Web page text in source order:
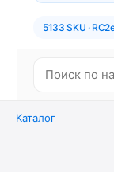
5133 SKU ·
Каталог